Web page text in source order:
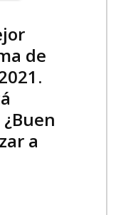
de
a